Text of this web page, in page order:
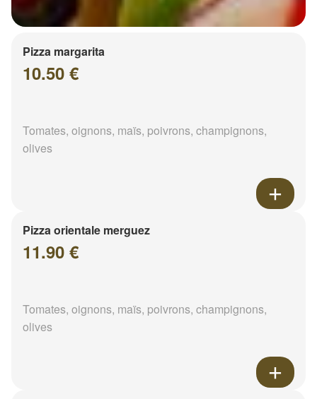
Pizza margarita
10.50 €
Tomates, oignons, maïs, poivrons, champignons,
olives
Pizza orientale merguez
11.90 €
Tomates, oignons, maïs, poivrons, champignons,
olives